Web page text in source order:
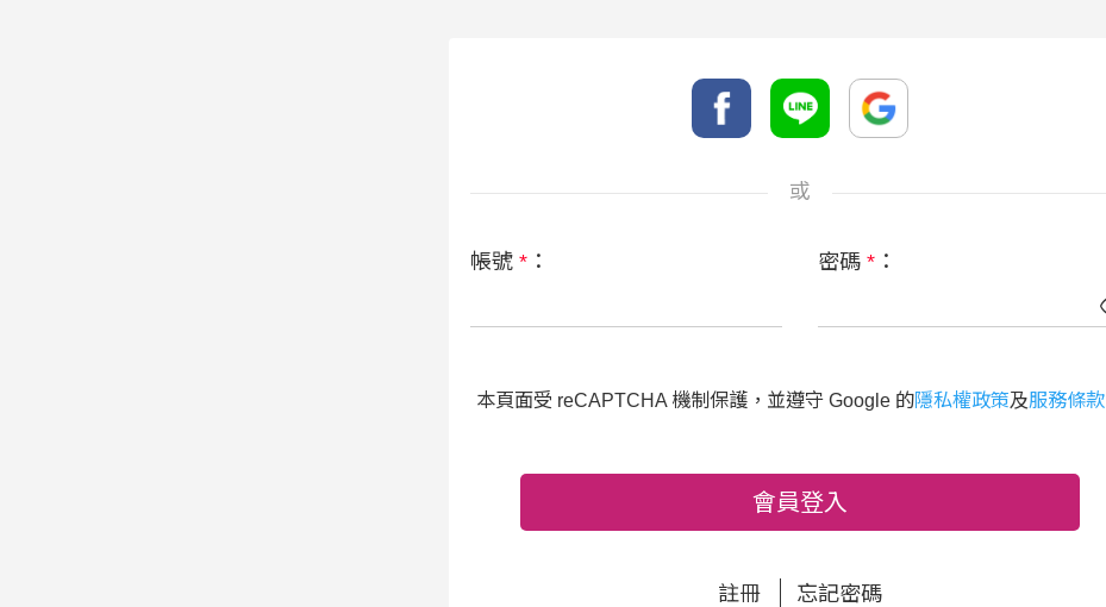
或
帳號 * ： 密碼 * ：
本頁面受 reCAPTCHA 機制保護，並遵守 Google 的隱私權政策及服務條款
會員登入
註冊 忘記密碼